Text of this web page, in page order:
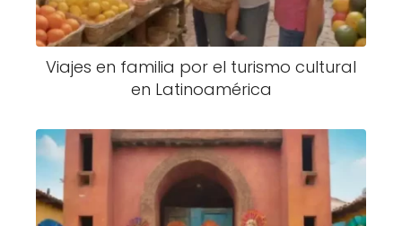
Viajes en familia por el turismo cultural
en Latinoamérica